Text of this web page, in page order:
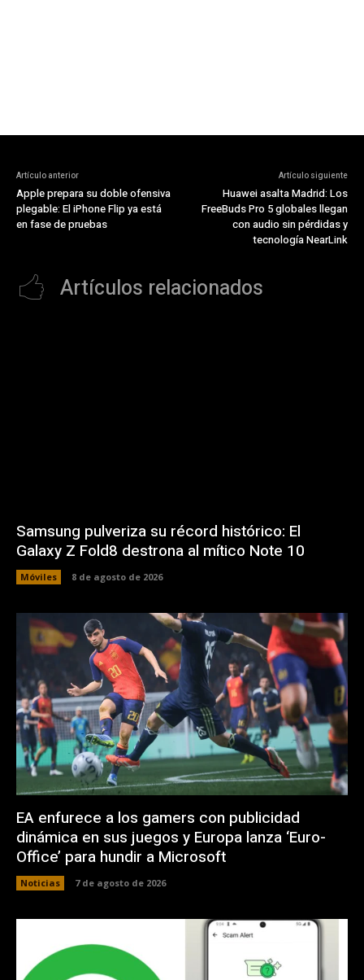
Artículo anterior
Apple prepara su doble ofensiva
plegable: El iPhone Flip ya está
en fase de pruebas
Artículo siguiente
Huawei asalta Madrid: Los
FreeBuds Pro 5 globales llegan
con audio sin pérdidas y
tecnología NearLink
Artículos relacionados
Samsung pulveriza su récord histórico: El
Galaxy Z Fold8 destrona al mítico Note 10
Móviles 8 de agosto de 2026
EA enfurece a los gamers con publicidad
dinámica en sus juegos y Europa lanza ‘Euro-
Office’ para hundir a Microsoft
Noticias 7 de agosto de 2026